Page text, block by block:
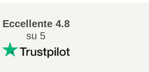
Eccellente4.8
su 5